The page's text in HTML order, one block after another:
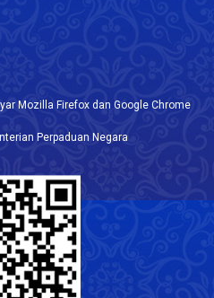
Mozilla Firefox dan Google Chrome
Perpaduan Negara